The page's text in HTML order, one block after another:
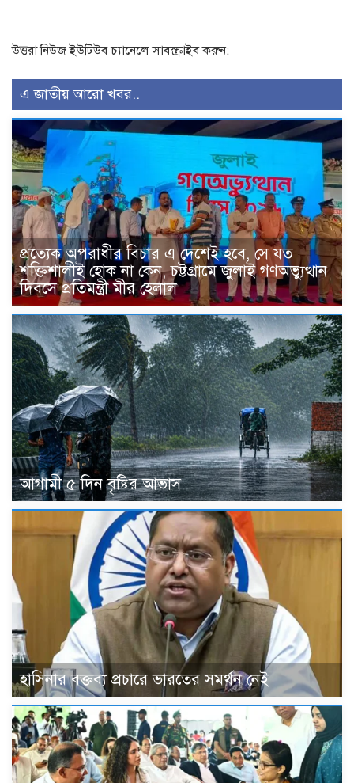
উত্তরা নিউজ ইউটিউব চ্যানেলে সাবস্ক্রাইব করুন:
এ জাতীয় আরো খবর..
প্রত্যেক অপরাধীর বিচার এ দেশেই হবে, সে যত
শক্তিশালীই হোক না কেন, চট্টগ্রামে জুলাই গণঅভ্যুত্থান
দিবসে প্রতিমন্ত্রী মীর হেলাল
আগামী ৫ দিন বৃষ্টির আভাস
হাসিনার বক্তব্য প্রচারে ভারতের সমর্থন নেই